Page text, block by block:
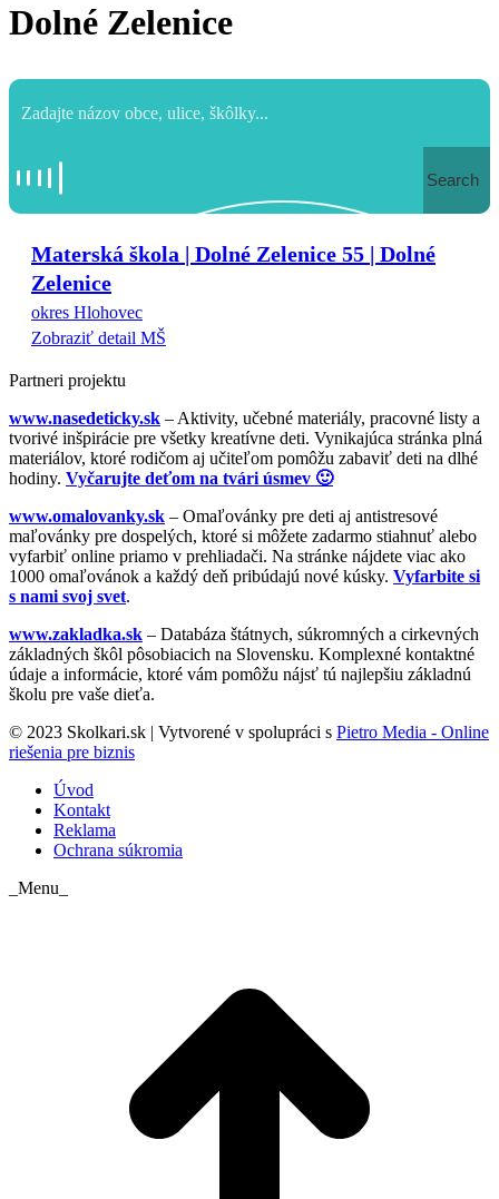
Dolné Zelenice
Search
Materská škola | Dolné Zelenice 55 | Dolné
Zelenice
okres Hlohovec
Zobraziť detail MŠ
Partneri projektu
www.nasedeticky.sk – Aktivity, učebné materiály, pracovné listy a
tvorivé inšpirácie pre všetky kreatívne deti. Vynikajúca stránka plná
materiálov, ktoré rodičom aj učiteľom pomôžu zabaviť deti na dlhé
hodiny. Vyčarujte deťom na tvári úsmev 🙂
www.omalovanky.sk – Omaľovánky pre deti aj antistresové
maľovánky pre dospelých, ktoré si môžete zadarmo stiahnuť alebo
vyfarbiť online priamo v prehliadači. Na stránke nájdete viac ako
1000 omaľovánok a každý deň pribúdajú nové kúsky. Vyfarbite si
s nami svoj svet.
www.zakladka.sk – Databáza štátnych, súkromných a cirkevných
základných škôl pôsobiacich na Slovensku. Komplexné kontaktné
údaje a informácie, ktoré vám pomôžu nájsť tú najlepšiu základnú
školu pre vaše dieťa.
© 2023 Skolkari.sk | Vytvorené v spolupráci s Pietro Media - Online
riešenia pre biznis
Úvod
Kontakt
Reklama
Ochrana súkromia
_Menu_